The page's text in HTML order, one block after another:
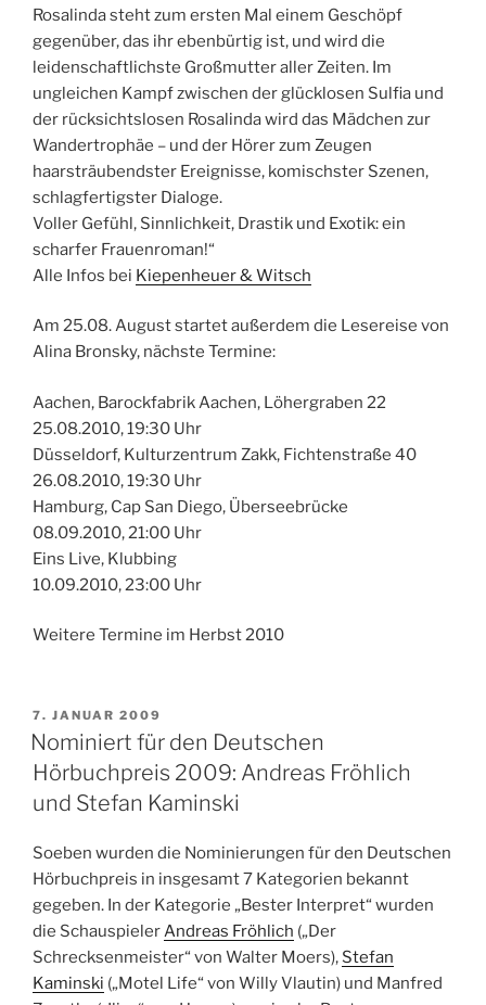
Rosalinda steht zum ersten Mal einem Geschöpf
gegenüber, das ihr ebenbürtig ist, und wird die
leidenschaftlichste Großmutter aller Zeiten. Im
ungleichen Kampf zwischen der glücklosen Sulfia und
der rücksichtslosen Rosalinda wird das Mädchen zur
Wandertrophäe – und der Hörer zum Zeugen
haarsträubendster Ereignisse, komischster Szenen,
schlagfertigster Dialoge.
Voller Gefühl, Sinnlichkeit, Drastik und Exotik: ein
scharfer Frauenroman!“
Alle Infos bei Kiepenheuer & Witsch
Am 25.08. August startet außerdem die Lesereise von
Alina Bronsky, nächste Termine:
Aachen, Barockfabrik Aachen, Löhergraben 22
25.08.2010, 19:30 Uhr
Düsseldorf, Kulturzentrum Zakk, Fichtenstraße 40
26.08.2010, 19:30 Uhr
Hamburg, Cap San Diego, Überseebrücke
08.09.2010, 21:00 Uhr
Eins Live, Klubbing
10.09.2010, 23:00 Uhr
Weitere Termine im Herbst 2010
VERÖFFENTLICHT
AM
7. JANUAR 2009
Nominiert für den Deutschen
Hörbuchpreis 2009: Andreas Fröhlich
und Stefan Kaminski
Soeben wurden die Nominierungen für den Deutschen
Hörbuchpreis in insgesamt 7 Kategorien bekannt
gegeben. In der Kategorie „Bester Interpret“ wurden
die SchauspielerAndreas Fröhlich („Der
Schrecksenmeister“ von Walter Moers), Stefan
Kaminski („Motel Life“ von Willy Vlautin) und Manfred